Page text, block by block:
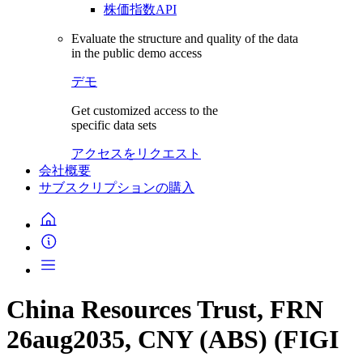
株価指数API
Evaluate the structure and quality of the data
in the public demo access
デモ
Get customized access to the
specific data sets
アクセスをリクエスト
会社概要
サブスクリプションの購入
China Resources Trust, FRN
26aug2035, CNY (ABS) (FIGI